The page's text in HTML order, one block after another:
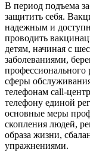
В период подъема
защитить себя.
надежным и
проводить
детям, начиная с
заболеваниями,
сферы
телефонам call-
телефону единой
основные меры
скопления людей,
образа жизни,
упражнениями.